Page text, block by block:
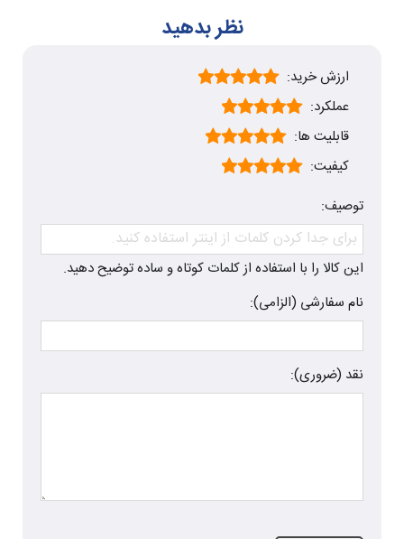
نظر بدهید
ارزش خرید:
عملکرد:
قابلیت ها:
کیفیت:
توصیف:
این کالا را با استفاده از کلمات کوتاه و ساده توضیح دهید.
نام سفارشی (الزامی):
نقد (ضروری):